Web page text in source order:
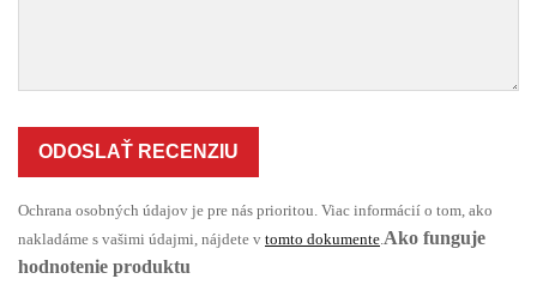
ODOSLAŤ RECENZIU
Ochrana osobných údajov je pre nás prioritou. Viac informácií o tom, ako
nakladáme s vašimi údajmi, nájdete v tomto dokumente.Ako funguje
hodnotenie produktu